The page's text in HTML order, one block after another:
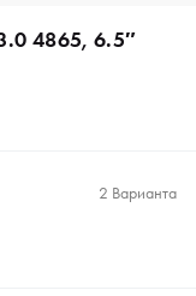
4865, 6.5″
2 Варианта